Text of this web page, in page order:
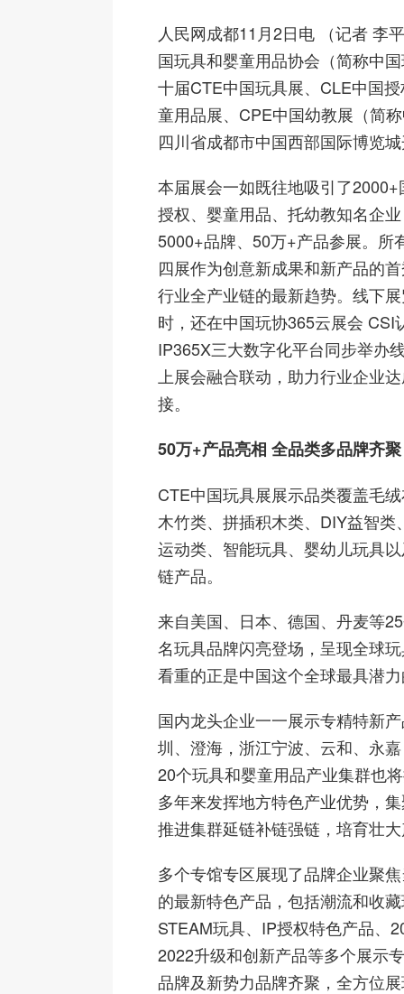
人民网成都11月2日电 （记者 李
国玩具和婴童用品协会（简称中
十届CTE中国玩具展、CLE中国
童用品展、CPE中国幼教展（简
四川省成都市中国西部国际博览
本届展会一如既往地吸引了
授权、婴童用品、托幼教知名企
5000+品牌、50万+产品参展。所
四展作为创意新成果和新产品的
行业全产业链的最新趋势。线下
时，还在中国玩协365云展会 CSI
IP365X三大数字化平台同步举办
上展会融合联动，助力行业企业
接。
50万+产品亮相 全品类多品牌齐聚
CTE中国玩具展展示品类覆盖毛
木竹类、拼插积木类、DIY益智类
运动类、智能玩具、婴幼儿玩具
链产品。
来自美国、日本、德国、丹麦等
名玩具品牌闪亮登场，呈现全球
看重的正是中国这个全球最具潜
国内龙头企业一一展示专精特新
圳、澄海，浙江宁波、云和、永
20个玩具和婴童用品产业集群也
多年来发挥地方特色产业优势，
推进集群延链补链强链，培育壮
多个专馆专区展现了品牌企业聚
的最新特色产品，包括潮流和收
STEAM玩具、IP授权特色产品、
2022升级和创新产品等多个展示
品牌及新势力品牌齐聚，全方位